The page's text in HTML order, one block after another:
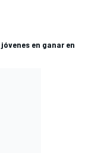
en ganar en